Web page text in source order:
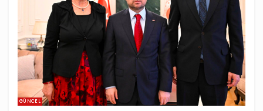
GÜNCEL